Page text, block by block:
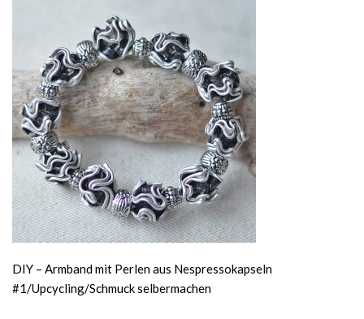
DIY – Armband mit Perlen aus Nespressokapseln
#1/Upcycling/Schmuck selbermachen